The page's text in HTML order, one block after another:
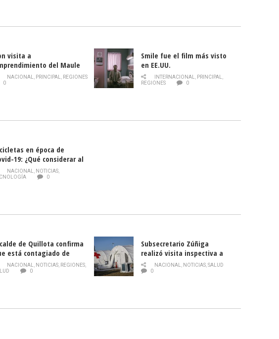
visita a
del Maule
al rescate de la
campesina Director
NACIONAL PRINCIPAL
REGIONES
0
Smile fue el film más visto
en EE.UU.
INTERNACIONAL PRINCIPAL
REGIONES
0
en época de
19: ¿Qué considerar al
de conducirlas?
NACIONAL NOTICIAS
0
de Quillota confirma
está contagiado de
19
NACIONAL NOTICIAS REGIONES
0
Subsecretario Zúñiga
realizó visita inspectiva a
Hospital Modular Sótero del
Río
NACIONAL NOTICIAS, SALUD
0